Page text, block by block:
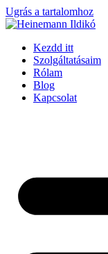
Ugrás a tartalomhoz
Kezdd itt
Szolgáltatásaim
Rólam
Blog
Kapcsolat